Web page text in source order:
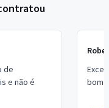
de
e não é
bom